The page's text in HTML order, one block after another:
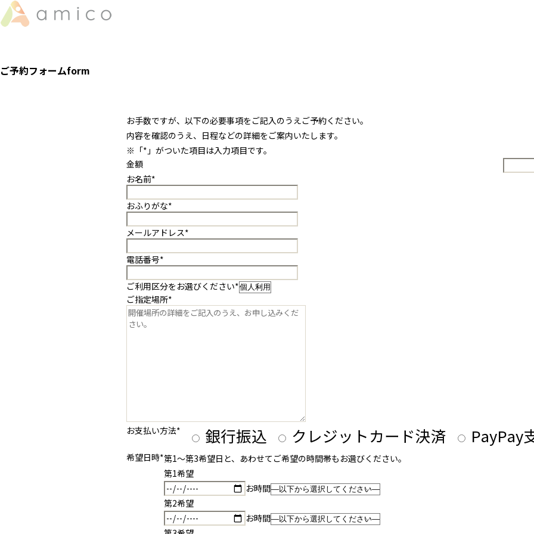
ご予約フォームform
お手数ですが、以下の必要事項をご記入のうえご予約ください。
内容を確認のうえ、日程などの詳細をご案内いたします。
※「* 」がついた項目は入力項目です。
金額
お名前*
おふりがな*
メールアドレス*
電話番号*
ご利用区分をお選びください*
ご指定場所*
お支払い方法* 銀行振込 クレジットカード決済 PayPay
希望日時*第1〜第3希望日と、あわせてご希望の時間帯もお選びください。
第1希望
お時間
第2希望
お時間